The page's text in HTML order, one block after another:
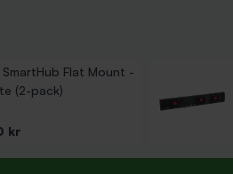
SmartHub Flat Mount -
(2-pack)
kr
kr
kr
kr